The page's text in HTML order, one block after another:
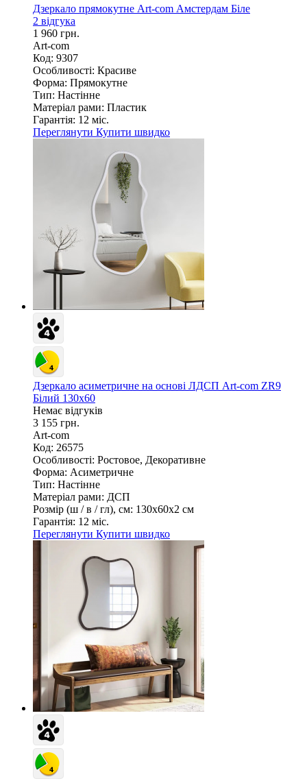
Дзеркало прямокутне Art-com Амстердам Біле
2 відгука
1 960 грн.
Art-com
Код: 9307
Особливості: Красиве
Форма: Прямокутне
Тип: Настінне
Матеріал рами: Пластик
Гарантія: 12 міс.
Переглянути Купити швидко
Дзеркало асиметричне на основі ЛДСП Art-com ZR9
Білий 130х60
Немає відгуків
3 155 грн.
Art-com
Код: 26575
Особливості: Ростовое, Декоративне
Форма: Асиметричне
Тип: Настінне
Матеріал рами: ДСП
Розмір (ш / в / гл), см: 130х60х2 см
Гарантія: 12 міс.
Переглянути Купити швидко